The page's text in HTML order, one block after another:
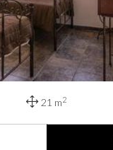
21 m2